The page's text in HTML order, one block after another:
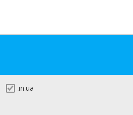
.in.ua